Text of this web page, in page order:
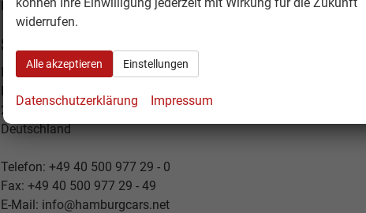
Reimport profitieren Sie von diesen Preisunterschieden – bei
Standort Hamburg – Ihr Ansprechpartner
HamburgCars
Heselstücken 19
22453 Hamburg
Deutschland
Telefon: +49 40 500 977 29 - 0
Fax: +49 40 500 977 29 - 49
E-Mail: info@hamburgcars.net
widerrufen.
Alle akzeptieren Einstellungen
Datenschutzerklärung Impressum